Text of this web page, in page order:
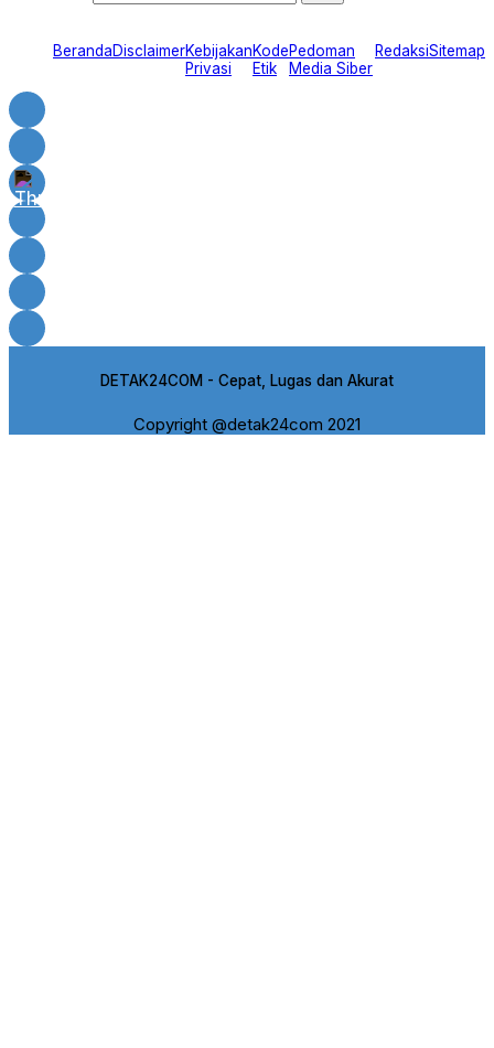
BerandaDisclaimerKebijakan
Privasi
Kode
Etik
Pedoman
Media Siber
RedaksiSitemap
DETAK24COM - Cepat, Lugas dan Akurat
Copyright @detak24com 2021